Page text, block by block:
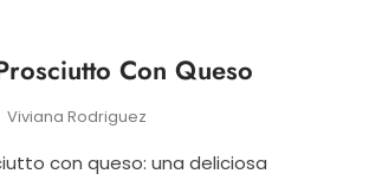
Con Queso
Viviana Rodriguez
con queso: una deliciosa